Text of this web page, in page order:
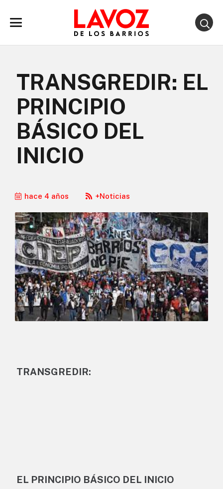
TRANSGREDIR: EL
PRINCIPIO
BÁSICO DEL
INICIO
hace 4 años +Noticias
TRANSGREDIR:
EL PRINCIPIO BÁSICO DEL INICIO